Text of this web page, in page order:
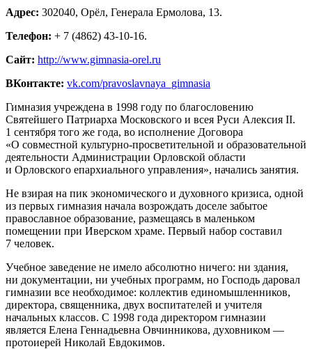
Адрес: 302040, Орёл, Генерала Ермолова, 13.
Телефон: + 7 (4862) 43-10-16.
Сайт: http://www.gimnasia-orel.ru
ВКонтакте: vk.com/pravoslavnaya_gimnasia
Гимназия учреждена в 1998 году по благословению
Святейшего Патриарха Московского и всея Руси Алексия II.
1 сентября того же года, во исполнение Договора
«О совместной культурно-просветительной и образовательной
деятельности Администрации Орловской области
и Орловского епархиального управления», начались занятия.
Не взирая на пик экономического и духовного кризиса, одной
из первых гимназия начала возрождать доселе забытое
православное образование, размещаясь в маленьком
помещении при Иверском храме. Первый набор составил
7 человек.
Учебное заведение не имело абсолютно ничего: ни здания,
ни документации, ни учебных программ, но Господь даровал
гимназии все необходимое: коллектив единомышленников,
директора, священника, двух воспитателей и учителя
начальных классов. С 1998 года директором гимназии
является Елена Геннадьевна Овчинникова, духовником —
протоиерей Николай Евдокимов.